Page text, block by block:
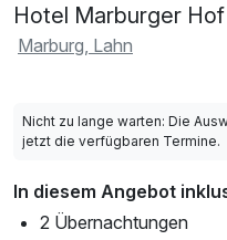
Hotel Marburger Hof
Marburg, Lahn
Nicht zu lange warten: Die
jetzt die verfügbaren Termine.
In diesem Angebot
2 Übernachtungen